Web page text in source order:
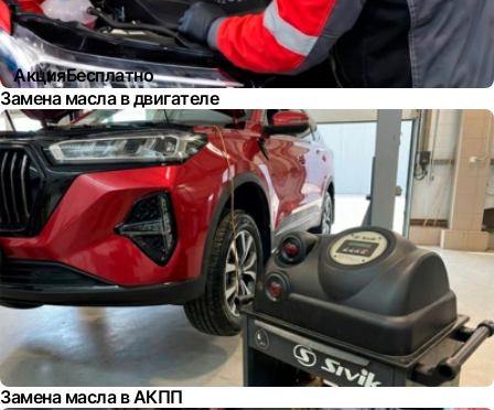
АкцияБесплатно
Замена масла в двигателе
Замена масла в АКПП